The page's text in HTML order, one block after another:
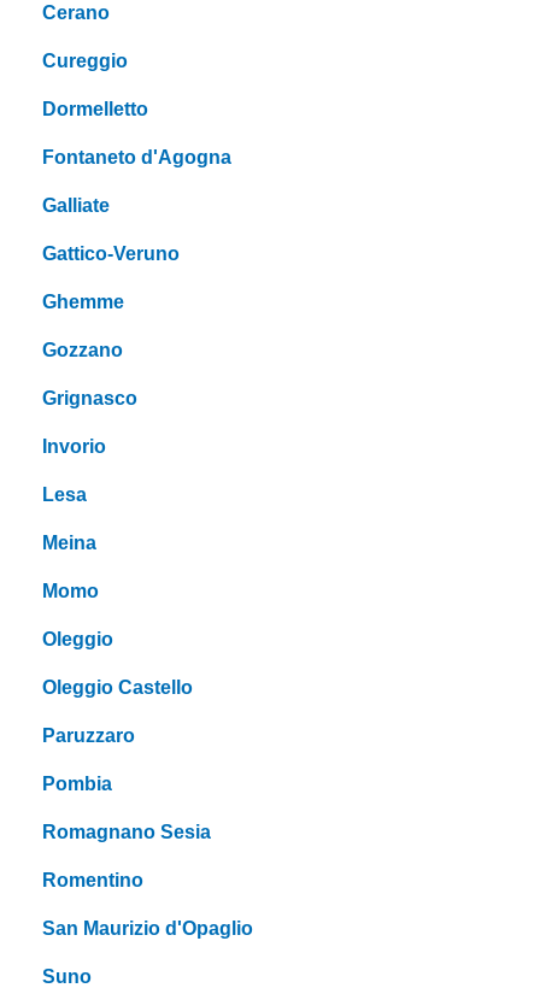
Cerano
Cureggio
Dormelletto
Fontaneto d'Agogna
Galliate
Gattico-Veruno
Ghemme
Gozzano
Grignasco
Invorio
Lesa
Meina
Momo
Oleggio
Oleggio Castello
Paruzzaro
Pombia
Romagnano Sesia
Romentino
San Maurizio d'Opaglio
Suno